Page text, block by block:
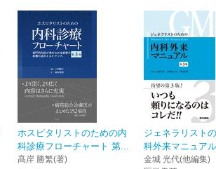
ホスピタリストのための内
科診療フローチャート 第...
髙岸 勝繁(著)
ジェネラリスト
科外来マニュア
金城 光代(他編集)